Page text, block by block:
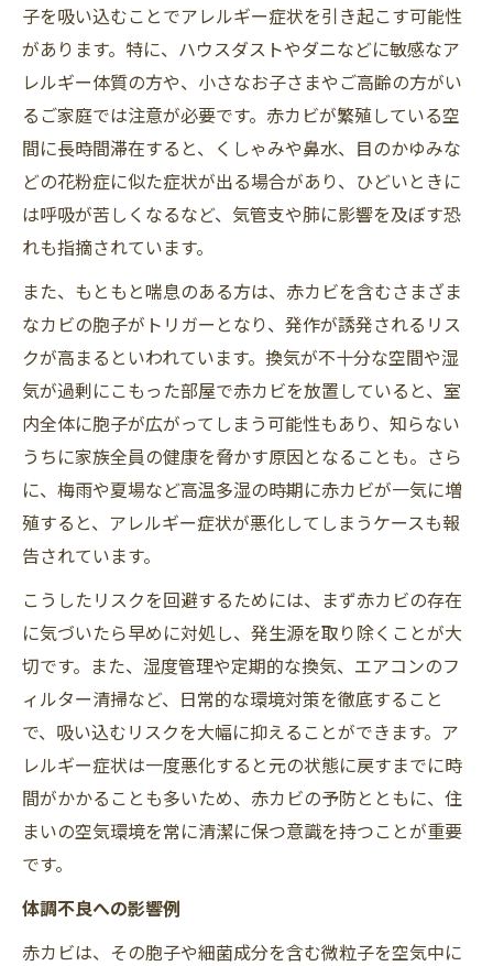
子を吸い込むことでアレルギー症状を引き起こす可能性
があります。特に、ハウスダストやダニなどに敏感なア
レルギー体質の方や、小さなお子さまやご高齢の方がい
るご家庭では注意が必要です。赤カビが繁殖している空
間に長時間滞在すると、くしゃみや鼻水、目のかゆみな
どの花粉症に似た症状が出る場合があり、ひどいときに
は呼吸が苦しくなるなど、気管支や肺に影響を及ぼす恐
れも指摘されています。
また、もともと喘息のある方は、赤カビを含むさまざま
なカビの胞子がトリガーとなり、発作が誘発されるリス
クが高まるといわれています。換気が不十分な空間や湿
気が過剰にこもった部屋で赤カビを放置していると、室
内全体に胞子が広がってしまう可能性もあり、知らない
うちに家族全員の健康を脅かす原因となることも。さら
に、梅雨や夏場など高温多湿の時期に赤カビが一気に増
殖すると、アレルギー症状が悪化してしまうケースも報
告されています。
こうしたリスクを回避するためには、まず赤カビの存在
に気づいたら早めに対処し、発生源を取り除くことが大
切です。また、湿度管理や定期的な換気、エアコンのフ
ィルター清掃など、日常的な環境対策を徹底すること
で、吸い込むリスクを大幅に抑えることができます。ア
レルギー症状は一度悪化すると元の状態に戻すまでに時
間がかかることも多いため、赤カビの予防とともに、住
まいの空気環境を常に清潔に保つ意識を持つことが重要
です。
体調不良への影響例
赤カビは、その胞子や細菌成分を含む微粒子を空気中に